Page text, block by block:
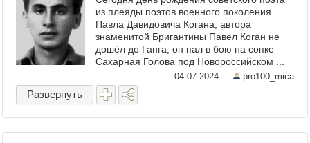
из плеяды поэтов военного поколения
Павла Давидовича Когана, автора
знаменитой Бригантины Павел Коган не
дошёл до Ганга, он пал в бою на сопке
Сахарная Голова под Новороссийском ...
04-07-2024 — pro100_mica
Развернуть